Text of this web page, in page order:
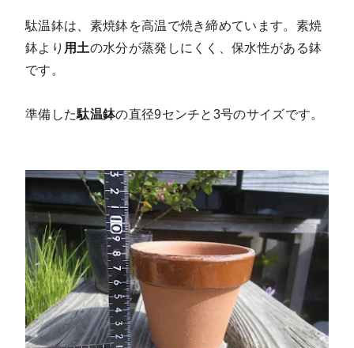
駄温鉢は、素焼鉢を高温で焼き締めています。素焼
鉢より 用土の水分が蒸発しにくく、保水性がある鉢
です。
準備した駄温鉢の直径9センチと3号のサイズです。